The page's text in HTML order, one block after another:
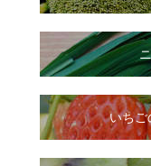
いちご